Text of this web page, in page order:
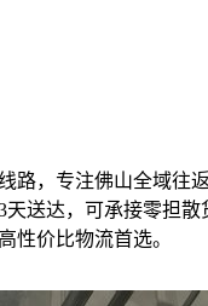
路，专注佛山全域
送达，可承接零担
性价比物流首选。